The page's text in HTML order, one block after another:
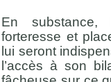
En substance,
forteresse et
lui seront
l’accès à son